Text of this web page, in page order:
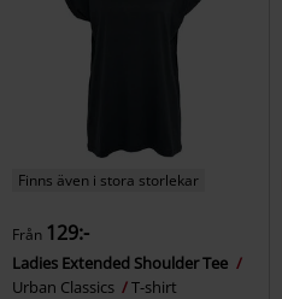
Finns även i stora storlekar
Från 129:-
Ladies Extended Shoulder Tee
Urban Classics
T-shirt